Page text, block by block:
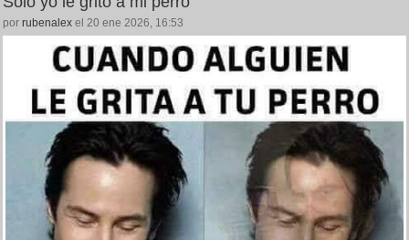
por rubenalex el 20 ene 2026, 16:53